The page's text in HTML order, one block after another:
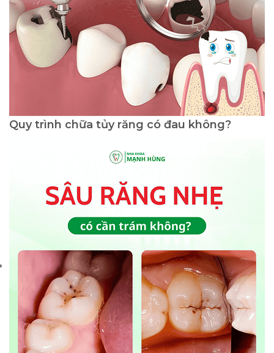
Quy trình chữa tủy răng có đau không?